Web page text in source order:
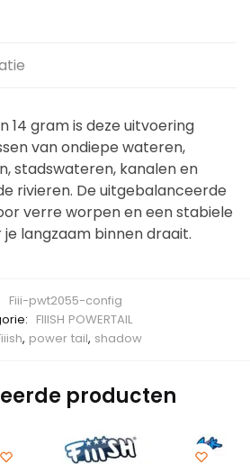
14 gram is deze uitvoering
van ondiepe wateren,
stadswateren, kanalen en
rivieren. De uitgebalanceerde
verre worpen en een stabiele
langzaam binnen draait.
Fiii-pwt2055-config
FIIISH POWERTAIL
, power tail, shadow
producten